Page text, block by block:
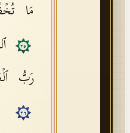
مَا
٢٥
رَبُّ
٢٦